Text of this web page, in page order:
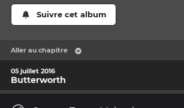
Suivre cet album
Aller au chapitre
05 juillet 2016
Butterworth